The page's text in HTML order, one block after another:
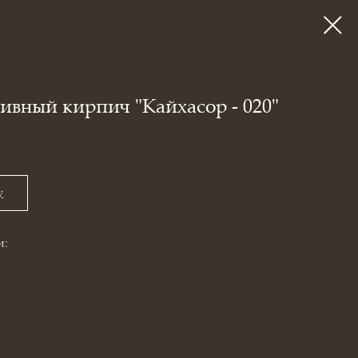
кирпич "Кайхасор - 020"